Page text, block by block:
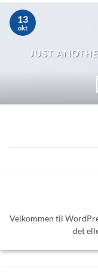
JUST
13
okt
Velkommen til
det